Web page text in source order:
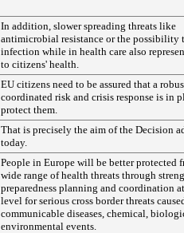
In addition, slower spreading threats like
antimicrobial resistance or the possibility
infection while in health care also
to citizens' health.
EU citizens need to be assured that a
coordinated risk and crisis response is in
protect them.
That is precisely the aim of the Decision
today.
People in Europe will be better protected
wide range of health threats through
preparedness planning and coordination
level for serious cross border threats
communicable diseases, chemical,
environmental events.